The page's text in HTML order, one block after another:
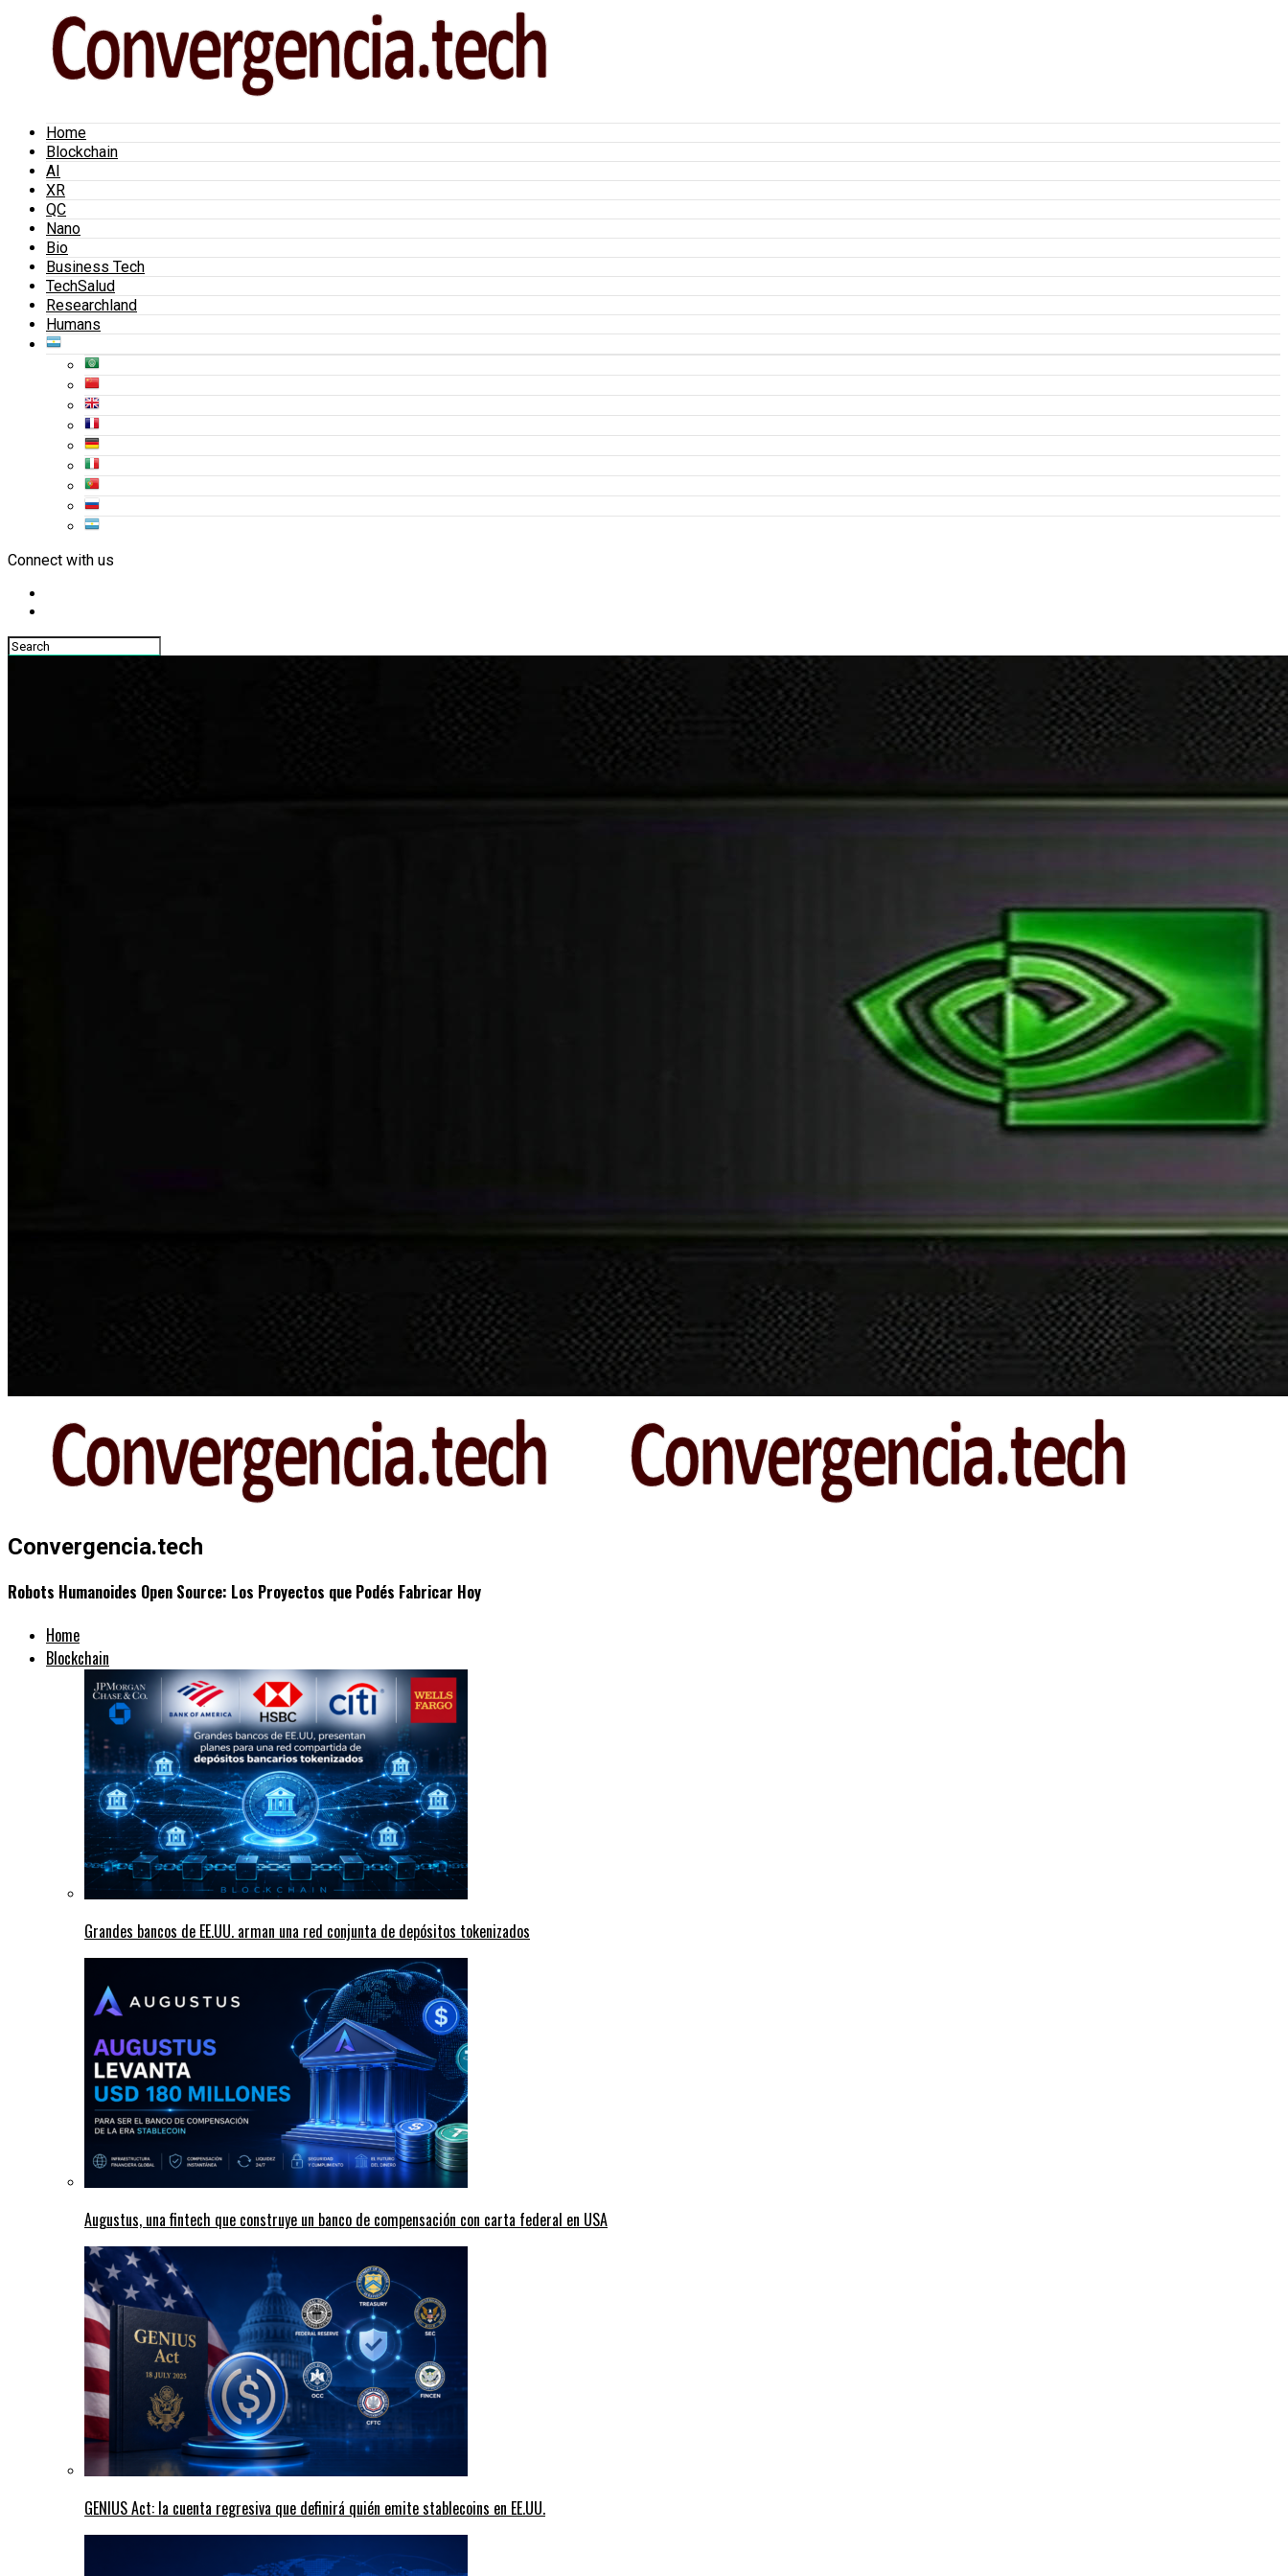
Home
Blockchain
AI
XR
QC
Nano
Bio
Business Tech
TechSalud
Researchland
Humans
Connect with us
Convergencia.tech
Robots Humanoides Open Source: Los Proyectos que Podés Fabricar Hoy
Home
Blockchain
Grandes bancos de EE.UU. arman una red conjunta de depósitos tokenizados
Augustus, una fintech que construye un banco de compensación con carta federal en USA
GENIUS Act: la cuenta regresiva que definirá quién emite stablecoins en EE.UU.